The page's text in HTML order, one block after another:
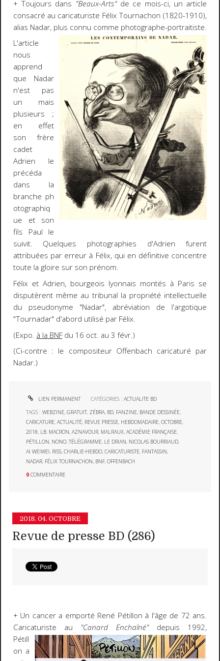
+ Toujours dans "Beaux-Arts" de ce mois-ci, un article
consacré au caricaturiste Félix Tournachon (1820-1910),
alias Nadar, plus connu comme photographe-portraitiste.
L'article
nous
apprend
que Nadar
n'est pas
un mais
plusieurs ;
en effet
son frère
cadet
Adrien le
précéda
dans la
branche ph
otographiq
ue et son
fils Paul le
suivit. Quelques photographies d'Adrien furent
attribuées par erreur à Félix, qui en définitive concentre
toute la gloire sur son prénom.
Félix et Adrien, bourgeois lyonnais montés à Paris se
disputèrent même au tribunal la propriété intellectuelle
du pseudonyme "Nadar", abréviation de l'argotique
"Tournadar" d'abord utilisé par Félix.
(Expo. à la BNFdu 16 oct. au 3 févr.)
(Ci-contre : le compositeur Offenbach caricaturé par
Nadar.)
LIEN PERMANENT CATÉGORIES :ACTUALITE BD
TAGS :WEBZINE,GRATUIT, ZÉBRA, BD, FANZINE, BANDE DESSINÉE,
CARICATURE,ACTUALITÉ, REVUE PRESSE, HEBDOMADAIRE,OCTOBRE,
2018, LB, MACRON,AZNAVOUR, MALRAUX,ACADÉMIE FRANÇAISE,
PÉTILLON, NONO,TÉLÉGRAMME, LE DRIAN, NICOLAS BOURRIAUD,
AI WEIWEI, RISS,CHARLIE-HEBDO,CARICATURISTE, FANTASSIN,
NADAR, FÉLIX TOURNACHON, BNF,OFFENBACH
0 COMMENTAIRE
2018. 04. OCTOBRE
Revue de presse BD (286)
+ Un cancer a emporté René Pétillon à l'âge de 72 ans.
Caricaturiste au "Canard Enchaîné" depuis 1992,
Pétill
on a